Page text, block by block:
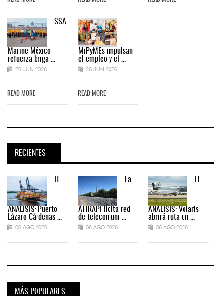
SSA
Marine México
refuerza briga ...
29 JUN 2026
READ MORE
MiPyMEs impulsan
el empleo y el ...
26 JUN 2026
READ MORE
RECIENTES
IT-
ANÁLISIS: Puerto
Lázaro Cárdenas ...
06 AGO 2026
La
ATTRAPI licita red
de telecomuni ...
06 AGO 2026
IT-
ANÁLISIS: Volaris
abrirá ruta en ...
06 AGO 2026
MÁS POPULARES